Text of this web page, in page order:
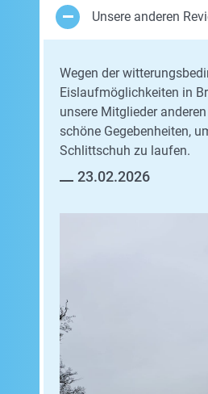
Unsere anderen
Wegen der
Eislaufmöglichkeiten in
unsere Mitglieder
schöne Gegebenheiten,
Schlittschuh zu laufen.
23.02.2026